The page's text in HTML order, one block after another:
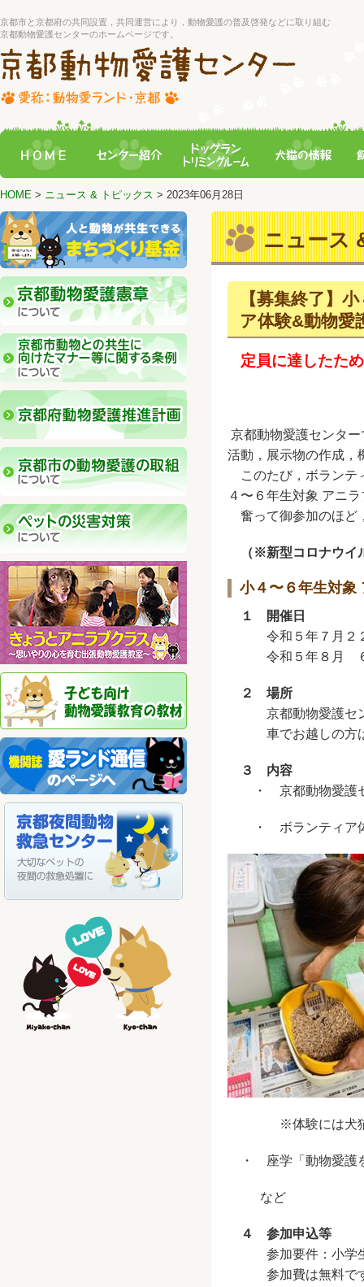
京都市と京都府の共同設置，共同運営により，動物愛護の普及啓発などに取り組む
京都動物愛護センターのホームページです。
HOME > ニュース & トピックス > 2023年06月28日
ニュース
【募集終了】
ア体験&動物愛
定員に達したた
京都動物愛護センタ
活動，展示物の作成，
このたび，ボランテ
４〜６年生対象 アニ
奮って御参加のほど
（※新型コロナウイ
小４〜６年生対象
１ 開催日
令和５年７月２
令和５年８月 ６
２ 場所
京都動物愛護セン
車でお越しの方は
３ 内容
・ 京都動物愛護セ
・ ボランティア体
※体験には犬猫の
・ 座学「動物愛護
など
４ 参加申込等
参加要件：小学生
参加費は無料で